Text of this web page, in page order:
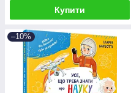
Купити
–10%